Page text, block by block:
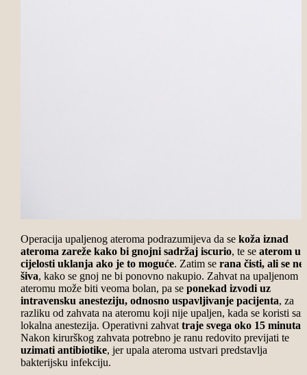
Operacija upaljenog ateroma podrazumijeva da se koža iznad
ateroma zareže kako bi gnojni sadržaj iscurio, te se aterom u
cijelosti uklanja ako je to moguće. Zatim se rana čisti, ali se ne
šiva, kako se gnoj ne bi ponovno nakupio. Zahvat na upaljenom
ateromu može biti veoma bolan, pa se ponekad izvodi uz
intravensku anesteziju, odnosno uspavljivanje pacijenta, za
razliku od zahvata na ateromu koji nije upaljen, kada se koristi
lokalna anestezija. Operativni zahvat traje svega oko 15 minuta
Nakon kirurškog zahvata potrebno je ranu redovito previjati te
uzimati antibiotike, jer upala ateroma ustvari predstavlja
bakterijsku infekciju.